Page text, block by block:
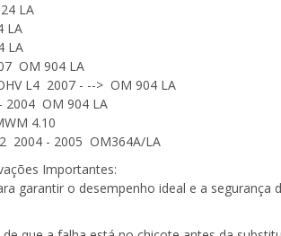
LA
LA
LA
OM 904 LA
L4 2007 - --> OM 904 LA
2004 OM 904 LA
4.10
2004 - 2005 OM364A/LA
Importantes:
garantir o desempenho ideal e a